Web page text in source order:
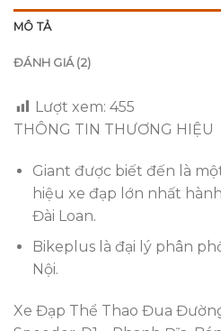
MÔ TẢ
ĐÁNH GIÁ (2)
Lượt xem: 455
THÔNG TIN THƯƠNG HIỆU
Giant được biết đến là
hiệu xe đạp lớn nhất
Đài Loan.
Bikeplus là đại lý phân
Nội.
Xe Đạp Thể Thao Đua